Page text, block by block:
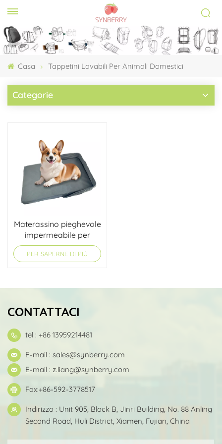
Casa Tappetini Lavabili Per Animali Domestici
Categorie
Materassino pieghevole
impermeabile per
animali domestici, per
campeggio e viaggi
PER SAPERNE DI PIÙ
CONTATTACI
tel : +86 13959214481
E-mail : sales@synberry.com
E-mail : z.liang@synberry.com
Fax:+86-592-3778517
Indirizzo : Unit 905, Block B, Jinri Building, No. 88 Anling
Second Road, Huli District, Xiamen, Fujian, China